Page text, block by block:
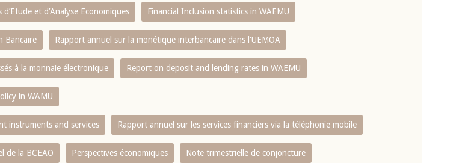
d’Etude et d’Analyse Economiques Financial Inclusion statistics in WAEMU
Bancaire Rapport annuel sur la monétique interbancaire dans l'UEMOA
à la monnaie électronique Report on deposit and lending rates in WAEMU
in WAMU
instruments and services Rapport annuel sur les services financiers via la téléphonie mobile
de la BCEAO Perspectives économiques Note trimestrielle de conjoncture